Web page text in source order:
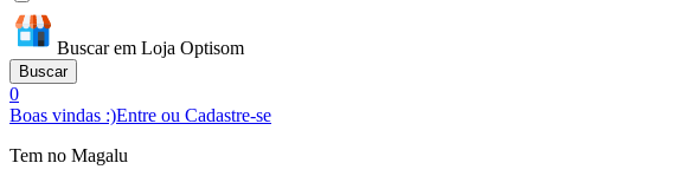
Buscar em Loja Optisom
Buscar
0
Boas vindas :)Entre ou Cadastre-se
Tem no Magalu